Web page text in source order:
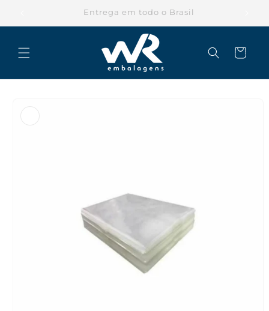
conteúdo
Parcele suas compras em até 12x
Carrinho